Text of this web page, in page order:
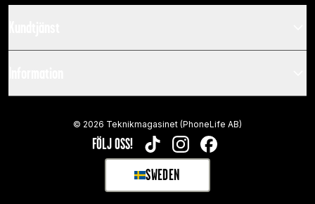
FÖLJ OSS! TIKTOKINSTAGRAMFACEBOOK
SWEDEN
SELECT MARKET
© 2026 Teknikmagasinet (PhoneLife AB)